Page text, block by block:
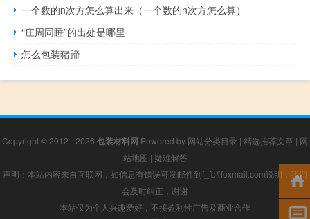
一个数的n次方怎么算出来（一个数的n次方怎么算）
“庄周同睡”的出处是哪里
怎么包装猪蹄
Copyright © 2012 - 2026 包装材料网 Powered by 网站分类目录 | 精选推荐文章 | 网
站地图 | 疑难解答
声明：本站内容来自互联网，如信息有错误可发邮件到f_fb#foxmail.com说明，我们
会及时纠正，谢谢
本站仅为个人兴趣爱好，不接盈利性广告及商业合作